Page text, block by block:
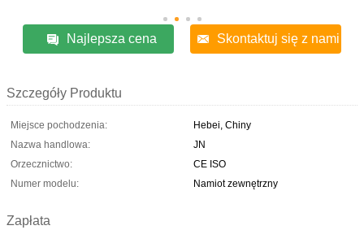
Najlepsza cena Skontaktuj się z nami
Szczegóły Produktu
Miejsce pochodzenia:
Hebei, Chiny
Nazwa handlowa:
JN
Orzecznictwo:
CE ISO
Numer modelu:
Namiot zewnętrzny
Zapłata